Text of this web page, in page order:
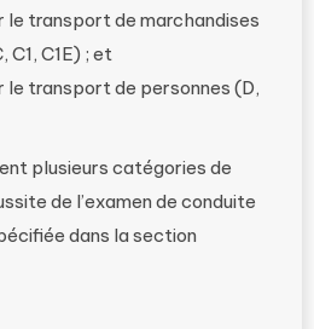
le transport de marchandises
C1, C1E) ; et
le transport de personnes (D,
plusieurs catégories de
de l’examen de conduite
dans la section